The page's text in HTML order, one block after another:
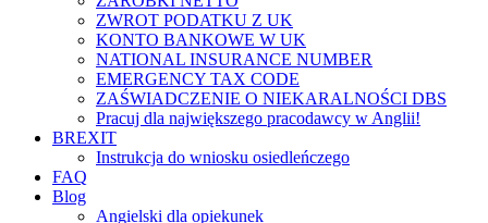
ZWROT PODATKU Z UK
KONTO BANKOWE W UK
NATIONAL INSURANCE NUMBER
EMERGENCY TAX CODE
ZAŚWIADCZENIE O NIEKARALNOŚCI DBS
Pracuj dla największego pracodawcy w Anglii!
BREXIT
Instrukcja do wniosku osiedleńczego
FAQ
Blog
Angielski dla opiekunek